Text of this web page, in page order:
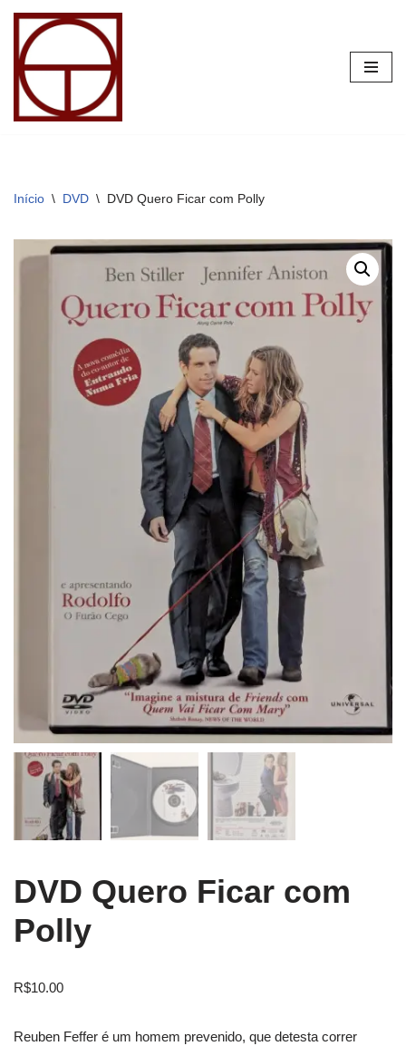
Pular
para
conteúdo
Início \ DVD \ DVD Quero Ficar com Polly
DVD Quero Ficar com
Polly
R$10.00
Reuben Feffer é um homem prevenido, que detesta correr